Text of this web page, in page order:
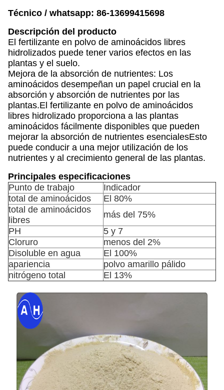
Técnico / whatsapp: 86-13699415698
Descripción del producto
El fertilizante en polvo de aminoácidos libres
hidrolizados puede tener varios efectos en las
plantas y el suelo.
Mejora de la absorción de nutrientes: Los
aminoácidos desempeñan un papel crucial en la
absorción y absorción de nutrientes por las
plantas.El fertilizante en polvo de aminoácidos
libres hidrolizado proporciona a las plantas
aminoácidos fácilmente disponibles que pueden
mejorar la absorción de nutrientes esencialesEsto
puede conducir a una mejor utilización de los
nutrientes y al crecimiento general de las plantas.
Principales especificaciones
Punto de trabajo
Indicador
total de aminoácidos
El 80%
total de aminoácidos
libres
más del 75%
PH
5 y 7
Cloruro
menos del 2%
Disoluble en agua
El 100%
apariencia
polvo amarillo pálido
nitrógeno total
El 13%